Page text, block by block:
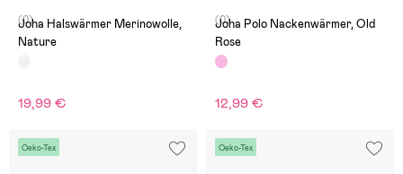
(0)
Joha Halswärmer Merinowolle,
Nature
19,99 €
(0)
Joha Polo Nackenwärmer, Old
Rose
12,99 €
Oeko-Tex Oeko-Tex